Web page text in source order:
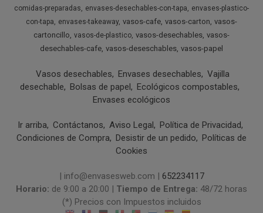
comidas-preparadas
envases-desechables-con-tapa
envases-plastico-
con-tapa
envases-takeaway vasos-cafe vasos-carton vasos-
cartoncillo vasos-de-plastico vasos-desechables vasos-
desechables-cafe vasos-deseschables vasos-papel
Vasos desechables Envases desechables
Vajilla
desechable
Bolsas de papel
Ecológicos compostables
Envases ecológicos
Ir arriba Contáctanos Aviso Legal
Política de Privacidad
Condiciones de Compra
Desistir de un pedido
Políticas de
Cookies
| info@envasesweb.com | 652234117
Horario: de 9:00 a 20:00 | Tiempo de Entrega: 48/72 horas
(*) Precios con Impuestos incluidos